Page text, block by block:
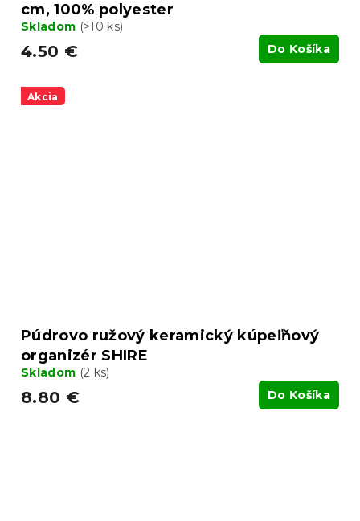
cm, 100% polyester
Skladom (>10 ks)
4.50 € Do Košíka
Akcia
Púdrovo ružový keramický kúpeľňový
organizér SHIRE
Skladom (2 ks)
8.80 € Do Košíka